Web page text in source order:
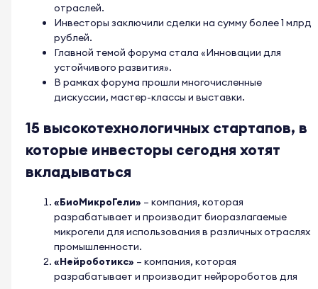
отраслей.
Инвесторы заключили сделки на сумму более 1 млрд
рублей.
Главной темой форума стала «Инновации для
устойчивого развития».
В рамках форума прошли многочисленные
дискуссии, мастер-классы и выставки.
15 высокотехнологичных стартапов, в
которые инвесторы сегодня хотят
вкладываться
«БиоМикроГели» – компания, которая
разрабатывает и производит биоразлагаемые
микрогели для использования в различных отраслях
промышленности.
«Нейроботикс» – компания, которая
разрабатывает и производит нейророботов для